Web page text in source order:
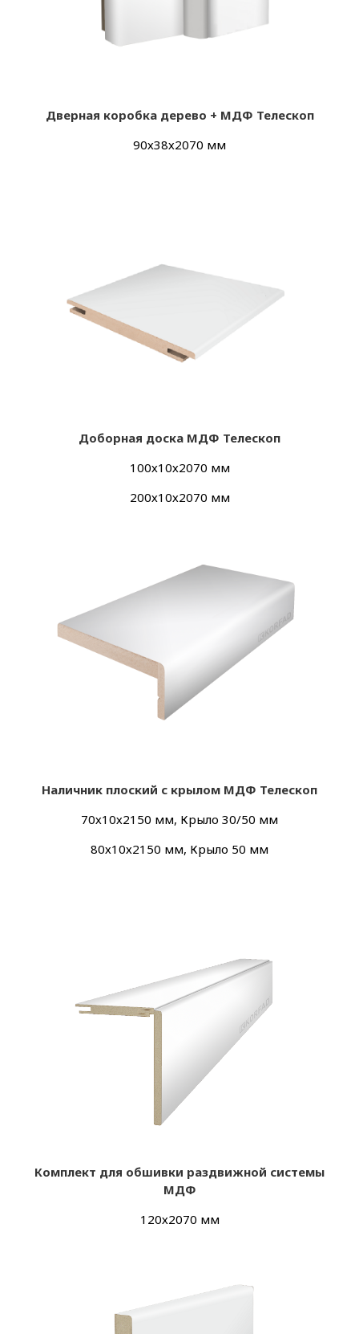
Дверная коробка дерево + МДФ Телескоп
90х38х2070 мм
Доборная доска МДФ Телескоп
100х10х2070 мм
200х10х2070 мм
Наличник плоский с крылом МДФ Телескоп
70х10х2150 мм, Крыло 30/50 мм
80х10х2150 мм, Крыло 50 мм
Комплект для обшивки раздвижной системы
МДФ
120х2070 мм